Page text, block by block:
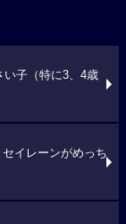
い子（特に3、4歳
イレーンがめっち